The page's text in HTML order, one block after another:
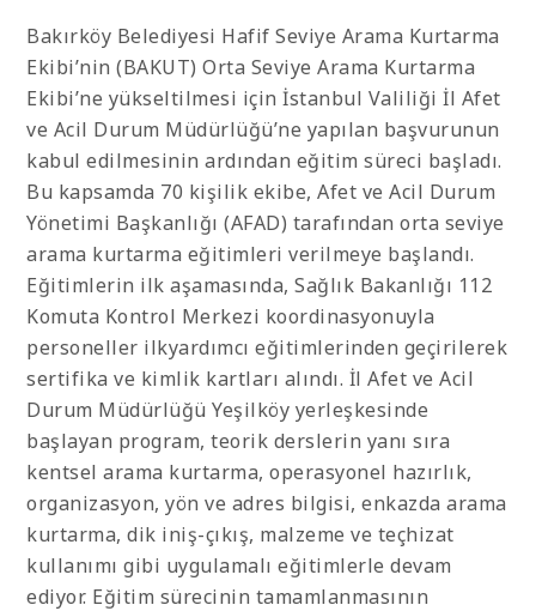
Bakırköy Belediyesi Hafif Seviye Arama Kurtarma
Ekibi’nin (BAKUT) Orta Seviye Arama Kurtarma
Ekibi’ne yükseltilmesi için İstanbul Valiliği İl Afet
ve Acil Durum Müdürlüğü’ne yapılan başvurunun
kabul edilmesinin ardından eğitim süreci başladı.
Bu kapsamda 70 kişilik ekibe, Afet ve Acil Durum
Yönetimi Başkanlığı (AFAD) tarafından orta seviye
arama kurtarma eğitimleri verilmeye başlandı.
Eğitimlerin ilk aşamasında, Sağlık Bakanlığı 112
Komuta Kontrol Merkezi koordinasyonuyla
personeller ilkyardımcı eğitimlerinden geçirilerek
sertifika ve kimlik kartları alındı. İl Afet ve Acil
Durum Müdürlüğü Yeşilköy yerleşkesinde
başlayan program, teorik derslerin yanı sıra
kentsel arama kurtarma, operasyonel hazırlık,
organizasyon, yön ve adres bilgisi, enkazda arama
kurtarma, dik iniş-çıkış, malzeme ve teçhizat
kullanımı gibi uygulamalı eğitimlerle devam
ediyor. Eğitim sürecinin tamamlanmasının